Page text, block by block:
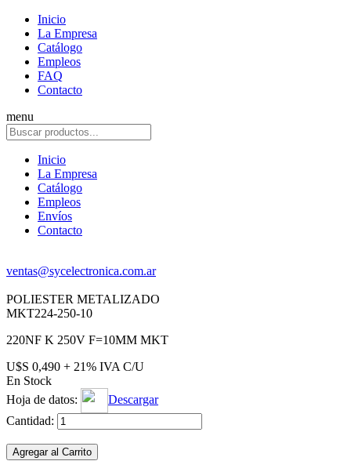
Inicio
La Empresa
Catálogo
Empleos
FAQ
Contacto
menu
Inicio
La Empresa
Catálogo
Empleos
Envíos
Contacto
ventas@sycelectronica.com.ar
POLIESTER METALIZADO
MKT224-250-10
220NF K 250V F=10MM MKT
U$S 0,490 + 21% IVA C/U
En Stock
Hoja de datos:
Descargar
Cantidad:
Agregar al Carrito